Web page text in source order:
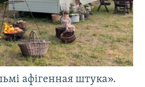
афігенная штука».